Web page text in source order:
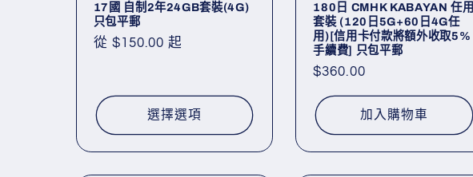
17國 自制2年24GB套裝(4G)
只包平郵
定
從 $150.00 起
選擇選項
180日 CMHK KABAYAN 任用
套裝 (120日5G+60日4G任
用)[信用卡付款將額外收取5%
手續費] 只包平郵
定
$360.00
加入購物車